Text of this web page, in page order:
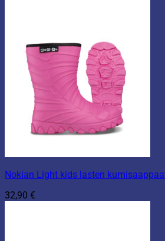
Nokian Light kids lasten
32,90 €